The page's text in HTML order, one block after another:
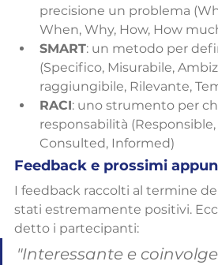
precisione un problema
When, Why, How, How
SMART: un metodo per
(Specifico, Misurabile,
raggiungibile, Rilevante,
RACI: uno strumento per
responsabilità
Consulted, Informed)
Feedback e prossimi
I feedback raccolti al termine
stati estremamente positivi.
detto i partecipanti:
"Interessante e